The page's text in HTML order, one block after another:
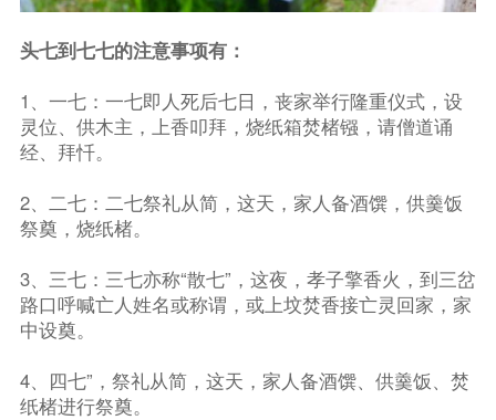
头七到七七的注意事项有：
1、一七：一七即人死后七日，丧家举行隆重仪式，设
灵位、供木主，上香叩拜，烧纸箱焚楮镪，请僧道诵
经、拜忏。
2、二七：二七祭礼从简，这天，家人备酒馔，供羹饭
祭奠，烧纸楮。
3、三七：三七亦称“散七”，这夜，孝子擎香火，到三岔
路口呼喊亡人姓名或称谓，或上坟焚香接亡灵回家，家
中设奠。
4、四七”，祭礼从简，这天，家人备酒馔、供羹饭、焚
纸楮进行祭奠。